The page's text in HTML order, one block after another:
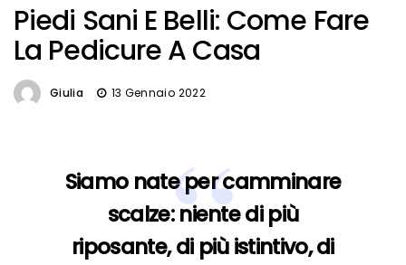
Piedi Sani E Belli: Come Fare
La Pedicure A Casa
Giulia 13 Gennaio 2022
Siamo nate per camminare
scalze: niente di più
riposante, di più istintivo, di